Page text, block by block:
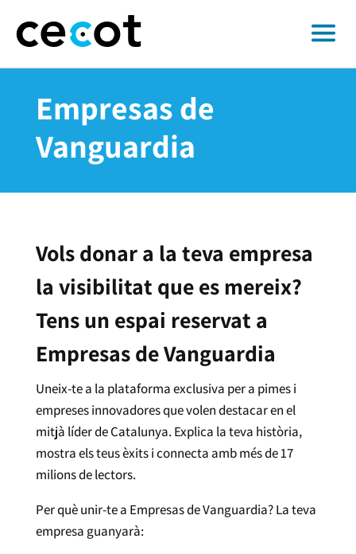
Empresas de
Vanguardia
Vols donar a la teva empresa
la visibilitat que es mereix?
Tens un espai reservat a
Empresas de Vanguardia
Uneix-te a la plataforma exclusiva per a pimes i
empreses innovadores que volen destacar en el
mitjà líder de Catalunya. Explica la teva història,
mostra els teus èxits i connecta amb més de 17
milions de lectors.
Per què unir-te a Empresas de Vanguardia? La teva
empresa guanyarà: